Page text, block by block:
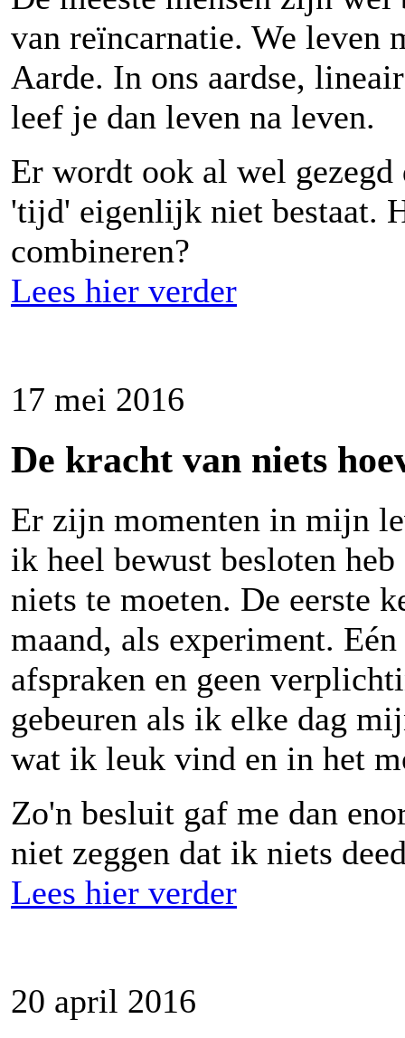
van reïncarnatie. We leven
Aarde. In ons aardse,
leef je dan leven na leven.
Er wordt ook al wel
'tijd' eigenlijk niet bestaat.
combineren?
Lees hier verder
17 mei 2016
De kracht van niets
Er zijn momenten in mijn
ik heel bewust besloten
niets te moeten. De eerste
maand, als experiment.
afspraken en geen
gebeuren als ik elke dag
wat ik leuk vind en in het
Zo'n besluit gaf me dan
niet zeggen dat ik niets
Lees hier verder
20 april 2016